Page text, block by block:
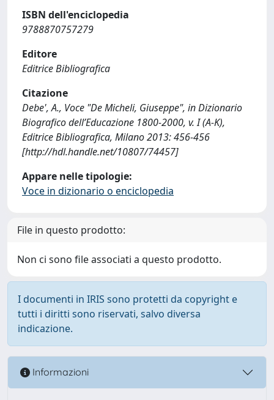
ISBN dell'enciclopedia
9788870757279
Editore
Editrice Bibliografica
Citazione
Debe', A., Voce "De Micheli, Giuseppe", in Dizionario
Biografico dell’Educazione 1800-2000, v. I (A-K),
Editrice Bibliografica, Milano 2013: 456-456
[http://hdl.handle.net/10807/74457]
Appare nelle tipologie:
Voce in dizionario o enciclopedia
File in questo prodotto:
Non ci sono file associati a questo prodotto.
I documenti in IRIS sono protetti da copyright e
tutti i diritti sono riservati, salvo diversa
indicazione.
Informazioni